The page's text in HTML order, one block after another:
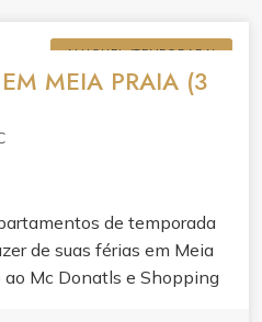
SOMENTE
ALUGUEL (TEMPORADA)
MEIA PRAIA (3
de temporada
de suas férias em Meia
Mc Donatls e Shopping